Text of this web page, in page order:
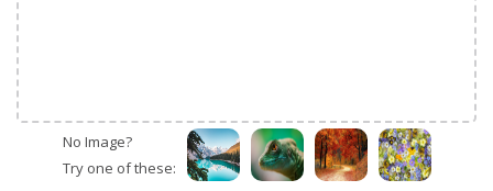
No Image?
Try one of these: